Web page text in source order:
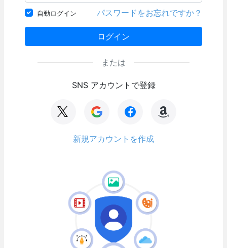
自動ログイン パスワードをお忘れですか？
ログイン
または
SNS アカウントで登録
新規アカウントを作成